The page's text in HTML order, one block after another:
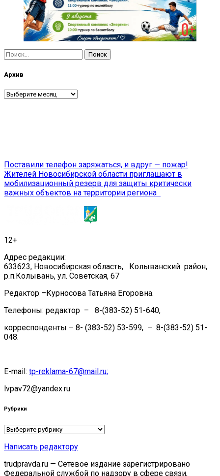
Найти:
Архив
Архив
Навигация
по
записям
Поставили телефон заряжаться, и вдруг — пожар!
Жителей Новосибирской области приглашают в
мобилизационный резерв для защиты критически
важных объектов на территории региона
12+
Адрес редакции:
633623, Новосибирская область, Колыванский район,
р.п.Колывань, ул. Советская, 67
Редактор –Курносова Татьяна Егоровна.
Телефоны: редактор – 8-(383-52) 51-640,
корреспонденты – 8- (383-52) 53-599, – 8-(383-52) 51-
048.
E-mail: tp-reklama-67@mail.ru;
lvpav72@yandex.ru
Рубрики
Рубрики
Написать редактору
trudpravda.ru — Сетевое издание зарегистрировано
Федеральной службой по надзору в сфере связи,